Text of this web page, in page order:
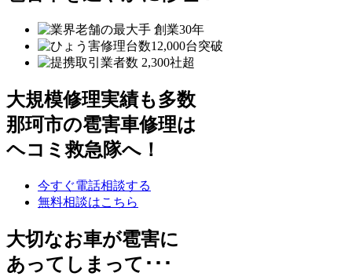
大規模修理実績も多数
那珂市の雹害車修理は
ヘコミ救急隊へ！
今すぐ電話相談する
無料相談はこちら
大切なお車が雹害に
あってしまって･･･